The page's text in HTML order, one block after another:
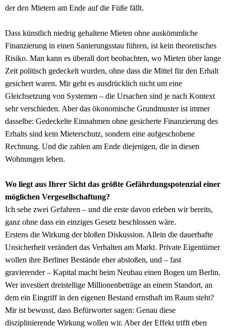
der den Mietern am Ende auf die Füße fällt.
Dass künstlich niedrig gehaltene Mieten ohne auskömmliche
Finanzierung in einen Sanierungsstau führen, ist kein theoretisches
Risiko. Man kann es überall dort beobachten, wo Mieten über lange
Zeit politisch gedeckelt wurden, ohne dass die Mittel für den Erhalt
gesichert waren. Mir geht es ausdrücklich nicht um eine
Gleichsetzung von Systemen – die Ursachen sind je nach Kontext
sehr verschieden. Aber das ökonomische Grundmuster ist immer
dasselbe: Gedeckelte Einnahmen ohne gesicherte Finanzierung des
Erhalts sind kein Mieterschutz, sondern eine aufgeschobene
Rechnung. Und die zahlen am Ende diejenigen, die in diesen
Wohnungen leben.
Wo liegt aus Ihrer Sicht das größte Gefährdungspotenzial einer
möglichen Vergesellschaftung?
Ich sehe zwei Gefahren – und die erste davon erleben wir bereits,
ganz ohne dass ein einziges Gesetz beschlossen wäre.
Erstens die Wirkung der bloßen Diskussion. Allein die dauerhafte
Unsicherheit verändert das Verhalten am Markt. Private Eigentümer
wollen ihre Berliner Bestände eher abstoßen, und – fast
gravierender – Kapital macht beim Neubau einen Bogen um Berlin.
Wer investiert dreistellige Millionenbeträge an einem Standort, an
dem ein Eingriff in den eigenen Bestand ernsthaft im Raum steht?
Mir ist bewusst, dass Befürworter sagen: Genau diese
disziplinierende Wirkung wollen wir. Aber der Effekt trifft eben